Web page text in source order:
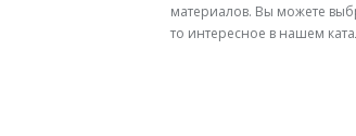
материалов. Вы можете
то интересное в нашем